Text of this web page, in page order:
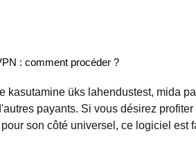
: comment procéder ?
kasutamine üks lahendustest, mida
payants. Si vous désirez
son côté universel, ce logiciel est